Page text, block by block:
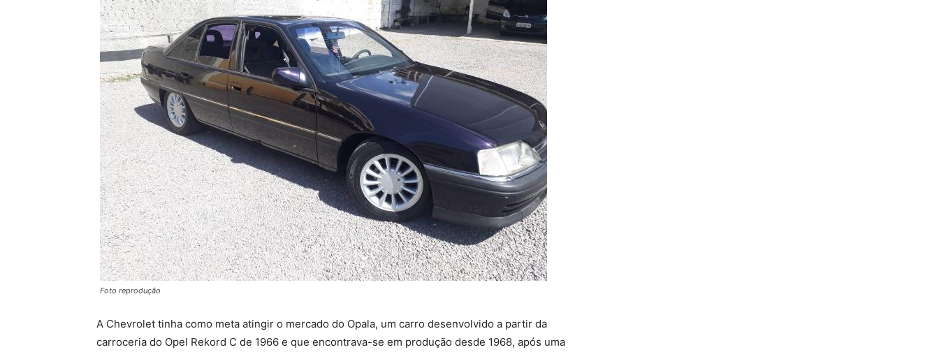
Foto reprodução
A Chevrolet tinha como meta atingir o mercado do Opala, um carro desenvolvido a partir da
carroceria do Opel Rekord C de 1966 e que encontrava-se em produção desde 1968, após uma